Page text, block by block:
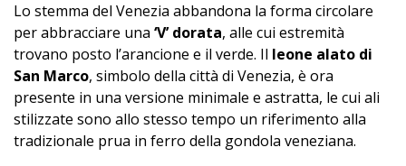
Lo stemma del Venezia abbandona la forma circolare
per abbracciare una ‘V’ dorata, alle cui estremità
trovano posto l’arancione e il verde. Il leone alato di
San Marco, simbolo della città di Venezia, è ora
presente in una versione minimale e astratta, le cui ali
stilizzate sono allo stesso tempo un riferimento alla
tradizionale prua in ferro della gondola veneziana.